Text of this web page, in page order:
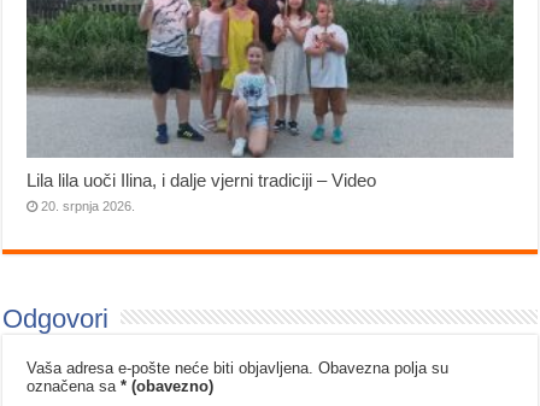
Lila lila uoči Ilina, i dalje vjerni tradiciji – Video
20. srpnja 2026.
Odgovori
Vaša adresa e-pošte neće biti objavljena. Obavezna polja su
označena sa* (obavezno)